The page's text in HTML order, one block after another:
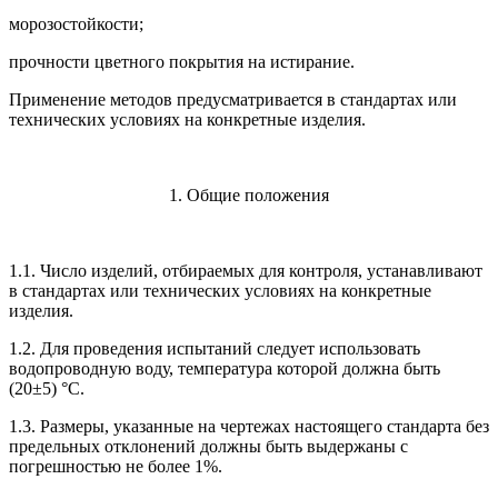
морозостойкости;
прочности цветного покрытия на истирание.
Применение методов предусматривается в стандартах или
технических условиях на конкретные изделия.
1. Общие положения
1.1. Число изделий, отбираемых для контроля, устанавливают
в стандартах или технических условиях на конкретные
изделия.
1.2. Для проведения испытаний следует использовать
водопроводную воду, температура которой должна быть
(20±5) °С.
1.3. Размеры, указанные на чертежах настоящего стандарта без
предельных отклонений должны быть выдержаны с
погрешностью не более 1%.